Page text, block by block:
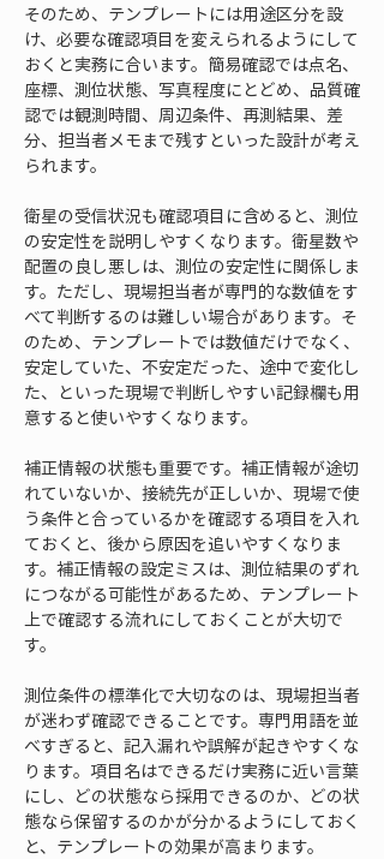
そのため、テンプレートには用途区分を設
け、必要な確認項目を変えられるようにして
おくと実務に合います。簡易確認では点名、
座標、測位状態、写真程度にとどめ、品質確
認では観測時間、周辺条件、再測結果、差
分、担当者メモまで残すといった設計が考え
られます。
衛星の受信状況も確認項目に含めると、測位
の安定性を説明しやすくなります。衛星数や
配置の良し悪しは、測位の安定性に関係しま
す。ただし、現場担当者が専門的な数値をす
べて判断するのは難しい場合があります。そ
のため、テンプレートでは数値だけでなく、
安定していた、不安定だった、途中で変化し
た、といった現場で判断しやすい記録欄も用
意すると使いやすくなります。
補正情報の状態も重要です。補正情報が途切
れていないか、接続先が正しいか、現場で使
う条件と合っているかを確認する項目を入れ
ておくと、後から原因を追いやすくなりま
す。補正情報の設定ミスは、測位結果のずれ
につながる可能性があるため、テンプレート
上で確認する流れにしておくことが大切で
す。
測位条件の標準化で大切なのは、現場担当者
が迷わず確認できることです。専門用語を並
べすぎると、記入漏れや誤解が起きやすくな
ります。項目名はできるだけ実務に近い言葉
にし、どの状態なら採用できるのか、どの状
態なら保留するのかが分かるようにしておく
と、テンプレートの効果が高まります。